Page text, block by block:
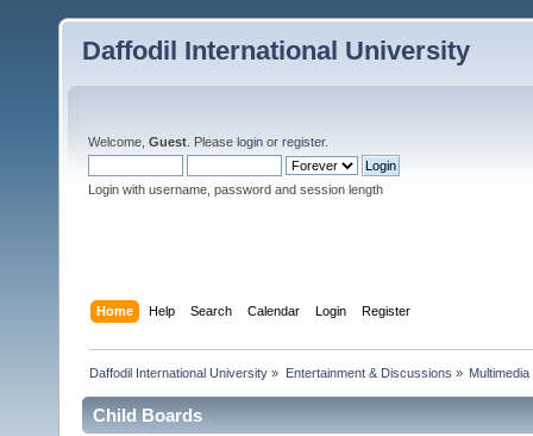
Daffodil International University
Welcome, Guest . Please login or register.
Login with username, password and session length
Home Help Search Calendar Login Register
Daffodil International University » Entertainment & Discussions »
Child Boards